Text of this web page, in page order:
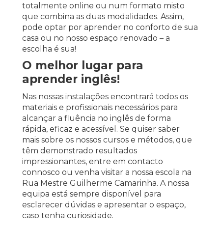
totalmente online ou num formato misto
que combina as duas modalidades. Assim,
pode optar por aprender no conforto de sua
casa ou no nosso espaço renovado – a
escolha é sua!
O melhor lugar para
aprender inglês!
Nas nossas instalações encontrará todos os
materiais e profissionais necessários para
alcançar a fluência no inglês de forma
rápida, eficaz e acessível. Se quiser saber
mais sobre os nossos cursos e métodos, que
têm demonstrado resultados
impressionantes, entre em contacto
connosco ou venha visitar a nossa escola na
Rua Mestre Guilherme Camarinha. A nossa
equipa está sempre disponível para
esclarecer dúvidas e apresentar o espaço,
caso tenha curiosidade.